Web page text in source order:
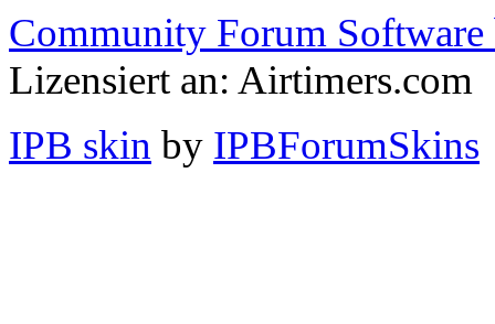
Community Forum Software
Lizensiert an: Airtimers.com
IPB skin by IPBForumSkins